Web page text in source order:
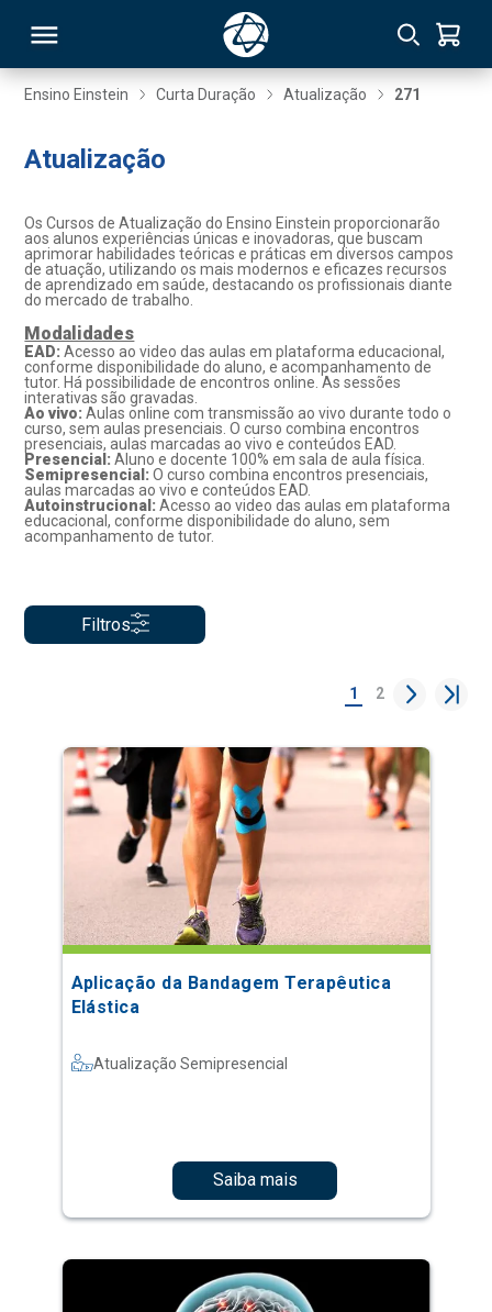
Ensino Einstein Curta Duração Atualização 271
Atualização
Os Cursos de Atualização do Ensino Einstein proporcionarão
aos alunos experiências únicas e inovadoras, que buscam
aprimorar habilidades teóricas e práticas em diversos campos
de atuação, utilizando os mais modernos e eficazes recursos
de aprendizado em saúde, destacando os profissionais diante
do mercado de trabalho.
Modalidades
EAD:Acesso ao video das aulas em plataforma educacional,
conforme disponibilidade do aluno, e acompanhamento de
tutor. Há possibilidade de encontros online. As sessões
interativas são gravadas.
Ao vivo: Aulas online com transmissão ao vivo durante todo o
curso, sem aulas presenciais. O curso combina encontros
presenciais, aulas marcadas ao vivo e conteúdos EAD.
Presencial:Aluno e docente 100% em sala de aula física.
Semipresencial:O curso combina encontros presenciais,
aulas marcadas ao vivo e conteúdos EAD.
Autoinstrucional:Acesso ao video das aulas em plataforma
educacional, conforme disponibilidade do aluno, sem
acompanhamento de tutor.
Filtros
1 2
Aplicação da Bandagem Terapêutica
Elástica
Atualização Semipresencial
Saiba mais